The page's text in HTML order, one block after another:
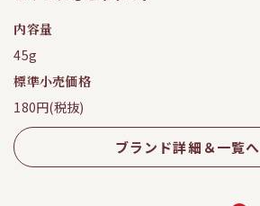
内容量
45g
標準小売価格
180円(税抜)
ブランド詳細＆一覧へ